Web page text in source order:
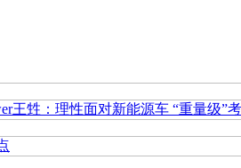
王甡：理性面对新能源车 “重量级”